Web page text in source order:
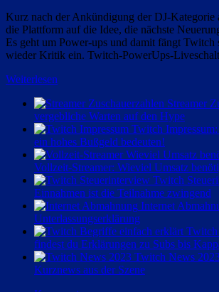
Kurz nach der Ankündigung der DJ-
die Plattform auf die Idee, die nächste
Es geht um Power-ups und damit fängt
wieder Kritik ein. Twitch-PowerUps-
Weiterlesen
Streamer
vergebliche Warten auf den Hype
Twitch
ein hohes Bußgeld bedeuten!
Vollzeit-Streamer: Wieviel Umsatz
Twitch
Einnahmen ist die Teilnahme zwingend
Internet
Unterlassungserklärung
findest du Erklärungen zu Subs bis
Twitch News
Kurznews aus der Szene